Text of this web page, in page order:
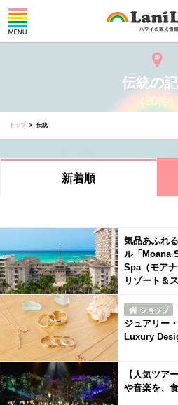
伝統の
（20件）
トップ 伝統
新着順
気品あふれ
ル「Moana
Spa（モア
リゾート＆
ジュアリー
Luxury
【人気ツア
や音楽を、